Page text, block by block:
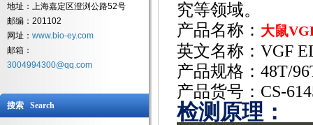
地址：上海嘉定区澄浏公路52号
邮编：201102
网址： www.bio-ey.com
邮箱：
3004994300@qq.com
搜索 Search
究等领域。
产品名称： 大鼠
英文名称： VGF
产品规格： 48T/
产品货号： CS-
检测原理：